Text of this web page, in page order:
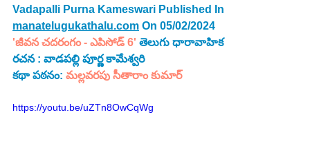
Vadapalli Purna Kameswari Published In
manatelugukathalu.com On 05/02/2024
'జీవన చదరంగం - ఎపిసోడ్ 6' తెలుగు ధారావాహిక
రచన : వాడపల్లి పూర్ణ కామేశ్వరి
కథా పఠనం: మల్లవరపు సీతారాం కుమార్
https://youtu.be/uZTn8OwCqWg